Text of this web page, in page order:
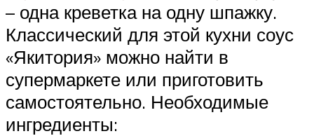
– одна креветка на одну шпажку.
Классический для этой кухни соус
«Якитория» можно найти в
супермаркете или приготовить
самостоятельно. Необходимые
ингредиенты: